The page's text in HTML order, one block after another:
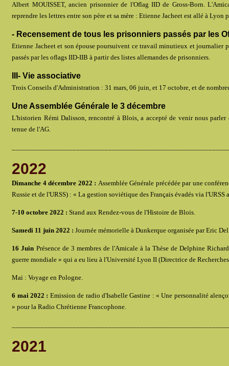
Albert MOUISSET, ancien prisonnier de l'Oflag IID de Gross-Born.
reprendre les lettres entre son père et sa mère : Etienne Jacheet est allé à Lyon
- Recensement de tous les prisonniers passés par les
Etienne Jacheet et son épouse poursuivent ce travail minutieux et journalier
passés par les oflags IID-IIB à partir des listes allemandes de prisonniers.
III- Vie associative
Trois Conseils d'Administration : 31 mars, 06 juin, et 17 octobre, et de
Une Assemblée Générale le 3 décembre
L'historien Rémi Dalisson, rencontré à Blois, a accepté de venir nous
tenue de l'AG.
2022
Dimanche 4 décembre 2022 : Assemblée Générale précédée par une
Russie et de l'URSS) : « La gestion soviétique des Français évadés via
7-10 octobre 2022 :Stand aux Rendez-vous de l'Histoire de Blois.
Samedi 11 juin 2022 : Journée mémorielle à Dunkerque organisée par Eric
16 Juin Présence de 3 membres de l'Amicale à la Thèse de Delphine
guerre mondiale » qui a eu lieu à l'Université Lyon II (Directrice de
Mai : Voyage en Pologne.
6 mai 2022 : Emission de radio d'Isabelle Gastine : « Une personnalité
» pour la Radio Chrétienne Francophone.
2021